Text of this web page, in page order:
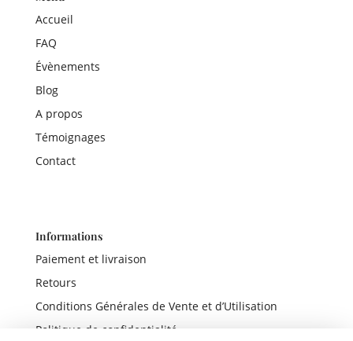
Accueil
FAQ
Évènements
Blog
A propos
Témoignages
Contact
Informations
Paiement et livraison
Retours
Conditions Générales de Vente et d’Utilisation
Politique de confidentialité